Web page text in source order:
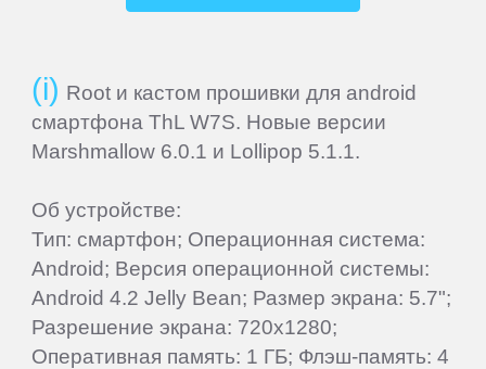
Root и кастом прошивки для android
смартфона ThL W7S. Новые версии
Marshmallow 6.0.1 и Lollipop 5.1.1.
Об устройстве:
Тип: смартфон; Операционная система:
Android; Версия операционной системы:
Android 4.2 Jelly Bean; Размер экрана: 5.7";
Разрешение экрана: 720x1280;
Оперативная память: 1 ГБ; Флэш-память: 4
Iuni
Jiayu
Jinga
Keecoo